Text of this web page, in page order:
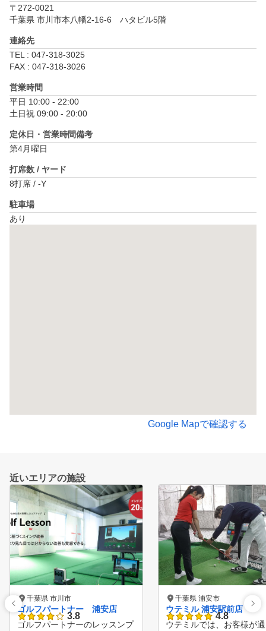
〒272-0021
千葉県 市川市本八幡2-16-6　ハタビル5階
連絡先
TEL : 047-318-3025
FAX : 047-318-3026
営業時間
平日 10:00 - 22:00
土日祝 09:00 - 20:00
定休日・営業時間備考
第4月曜日
打席数 / ヤード
8打席 / -Y
駐車場
あり
Google Mapで確認する
近いエリアの施設
千葉県 市川市
ゴルフパートナー 浦安店
3.8
ゴルフパートナーのレッスンプ
千葉県 浦安市
ウテミル 浦安駅前店
4.8
ウテミルでは、お客様が